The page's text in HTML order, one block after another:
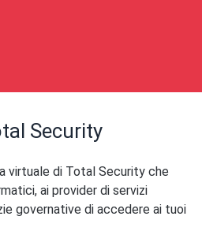
Security
virtuale di Total Security che
ai provider di servizi
governative di accedere ai tuoi